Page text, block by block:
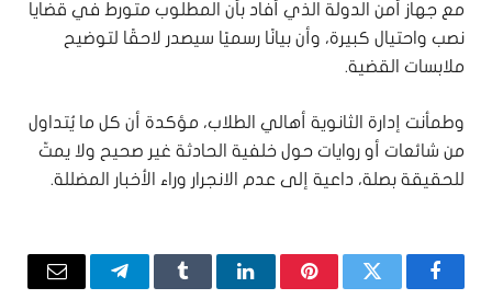
مع جهاز أمن الدولة الذي أفاد بأن المطلوب متورط في قضايا
نصب واحتيال كبيرة، وأن بيانًا رسميًا سيصدر لاحقًا لتوضيح
ملابسات القضية.
وطمأنت إدارة الثانوية أهالي الطلاب، مؤكدة أن كل ما يُتداول
من شائعات أو روايات حول خلفية الحادثة غير صحيح ولا يمتّ
للحقيقة بصلة، داعية إلى عدم الانجرار وراء الأخبار المضللة.
فيسبوكتويتر بينتيريستلينكدإنTumblrتيلقرامالبريد